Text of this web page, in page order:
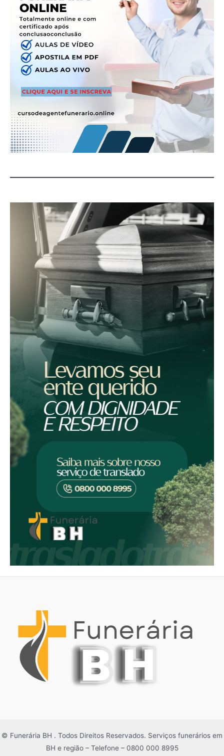
© Funerária BH . Todos Direitos Reservados. Serviços funerários em
BH e região – Telefone – 0800 000 8995